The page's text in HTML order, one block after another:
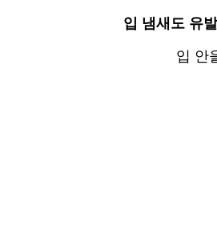
입 냄새도 유발
입 안